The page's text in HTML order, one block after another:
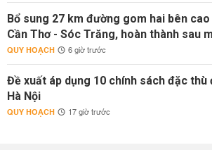
Bổ sung 27 km đường gom hai bên
Cần Thơ - Sóc Trăng, hoàn thành sau
QUY HOẠCH 6 giờ trước
Đề xuất áp dụng 10 chính sách đặc thù
Hà Nội
QUY HOẠCH 17 giờ trước